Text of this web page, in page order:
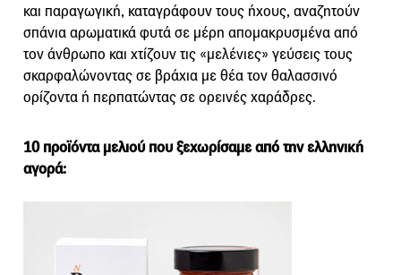
και παραγωγική, καταγράφουν τους ήχους, αναζητούν
σπάνια αρωματικά φυτά σε μέρη απομακρυσμένα από
τον άνθρωπο και χτίζουν τις «μελένιες» γεύσεις τους
σκαρφαλώνοντας σε βράχια με θέα τον θαλασσινό
ορίζοντα ή περπατώντας σε ορεινές χαράδρες.
10 προϊόντα μελιού που ξεχωρίσαμε από την ελληνική
αγορά: